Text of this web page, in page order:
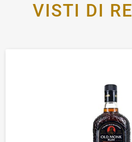
VISTI DI